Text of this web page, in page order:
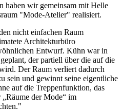
haben wir gemeinsam mit Helle
"Mode-Atelier" realisiert.
nicht einfachen Raum
Architekturbüro
Entwurf. Kühn war in
der partiell über die auf die
Der Raum verliert dadurch
sein und gewinnt seine eigentliche
auf die Treppenfunktion, das
der Mode“ im